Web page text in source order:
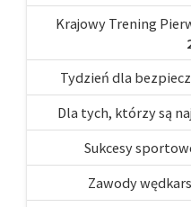
Krajowy Trening
Tydzień dla
Dla tych, którzy są
Sukcesy
Zawody